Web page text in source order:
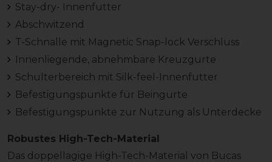
Stay-dry- Innenfutter
Abschwitzend
T-Schnalle mit Magnetic Snap-lock Verschluss
Innenliegende, abnehmbare Kreuzgurte
Schulterbereich mit Silk-feel-Innenfutter
Befestigungspunkte für Beingurte
Befestigungspunkte zur Nutzung als Unterdecke
Robustes High-Tech-Material
Das doppellagige High-Tech-Material von Bucas